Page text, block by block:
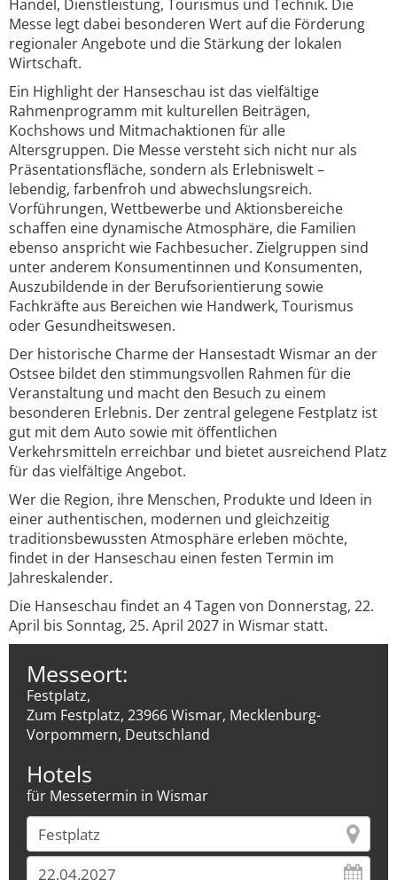
Handel, Dienstleistung, Tourismus und Technik. Die
Messe legt dabei besonderen Wert auf die Förderung
regionaler Angebote und die Stärkung der lokalen
Wirtschaft.
Ein Highlight der Hanseschau ist das vielfältige
Rahmenprogramm mit kulturellen Beiträgen,
Kochshows und Mitmachaktionen für alle
Altersgruppen. Die Messe versteht sich nicht nur als
Präsentationsfläche, sondern als Erlebniswelt –
lebendig, farbenfroh und abwechslungsreich.
Vorführungen, Wettbewerbe und Aktionsbereiche
schaffen eine dynamische Atmosphäre, die Familien
ebenso anspricht wie Fachbesucher. Zielgruppen sind
unter anderem Konsumentinnen und Konsumenten,
Auszubildende in der Berufsorientierung sowie
Fachkräfte aus Bereichen wie Handwerk, Tourismus
oder Gesundheitswesen.
Der historische Charme der Hansestadt Wismar an der
Ostsee bildet den stimmungsvollen Rahmen für die
Veranstaltung und macht den Besuch zu einem
besonderen Erlebnis. Der zentral gelegene Festplatz ist
gut mit dem Auto sowie mit öffentlichen
Verkehrsmitteln erreichbar und bietet ausreichend Platz
für das vielfältige Angebot.
Wer die Region, ihre Menschen, Produkte und Ideen in
einer authentischen, modernen und gleichzeitig
traditionsbewussten Atmosphäre erleben möchte,
findet in der Hanseschau einen festen Termin im
Jahreskalender.
Die Hanseschau findet an 4 Tagen von Donnerstag, 22.
April bis Sonntag, 25. April 2027 in Wismar statt.
Messeort:
Festplatz,
Zum Festplatz, 23966 Wismar, Mecklenburg-
Vorpommern, Deutschland
Hotels
für Messetermin in Wismar